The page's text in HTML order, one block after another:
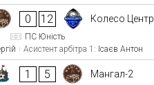
0 12 Колесо Центр
ПС Юність
Асистент арбітра 1: Ісаєв Антон
1 5 Мангал-2